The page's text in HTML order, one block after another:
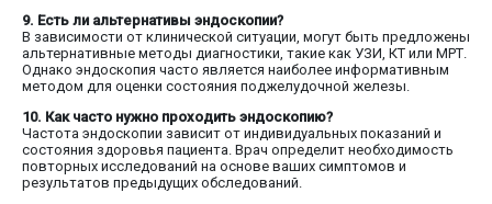
9. Есть ли альтернативы эндоскопии?
В зависимости от клинической ситуации, могут быть предложены
альтернативные методы диагностики, такие как УЗИ, КТ или МРТ.
Однако эндоскопия часто является наиболее информативным
методом для оценки состояния поджелудочной железы.
10. Как часто нужно проходить эндоскопию?
Частота эндоскопии зависит от индивидуальных показаний и
состояния здоровья пациента. Врач определит необходимость
повторных исследований на основе ваших симптомов и
результатов предыдущих обследований.